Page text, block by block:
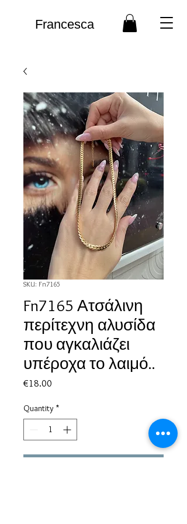
Francesca
SKU: Fn7165
Fn7165 Ατσάλινη
περίτεχνη αλυσίδα
που αγκαλιάζει
υπέροχα το λαιμό..
€18.00
Quantity *